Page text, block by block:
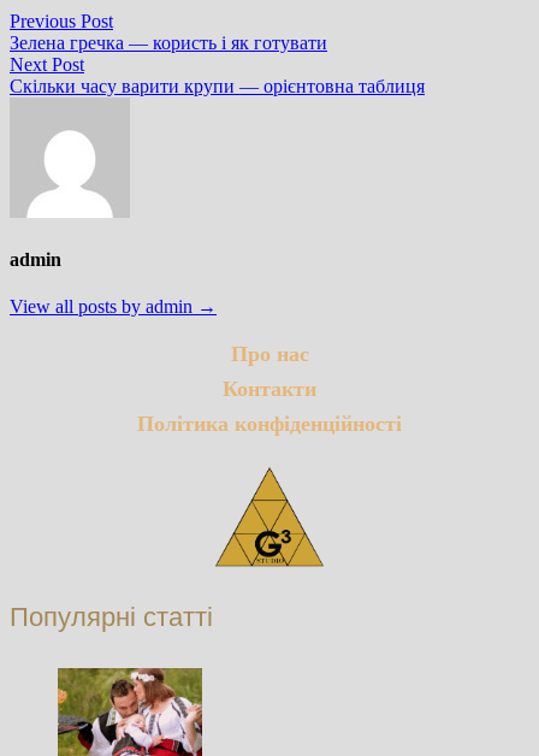
Навігація
записів
Previous PostPrevious
post:
Зелена гречка — користь і як готувати
Next PostNext
post:
Скільки часу варити крупи — орієнтовна таблиця
admin
View all posts by admin →
Про нас
Контакти
Політика конфіденційності
Популярні статті